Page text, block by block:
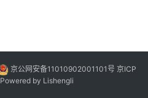
京公网安备11010902001101号 京ICP
Powered by Lishengli